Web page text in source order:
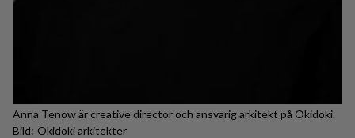
Anna Tenow är creative director och ansvarig arkitekt på Okidoki.
Okidoki arkitekter